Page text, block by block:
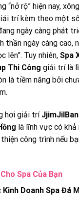
“nở rộ” hiện nay,
trí kèm theo một
ngày càng phát
thần ngày càng cao,
lên”. Tuy nhiên, Spa
Thi Công giải trí là
là tiềm năng bởi
hơi giải trí
là lĩnh vực có
thiện công trình nếu
Spa Của Bạn
Kinh Doanh Spa Đá